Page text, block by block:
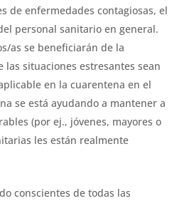
de enfermedades contagiosas, el
personal sanitario en general.
as se beneficiarán de la
situaciones estresantes sean
en la cuarentena en el
se está ayudando a mantener a
(por ej., jóvenes, mayores o
les están realmente
conscientes de todas las